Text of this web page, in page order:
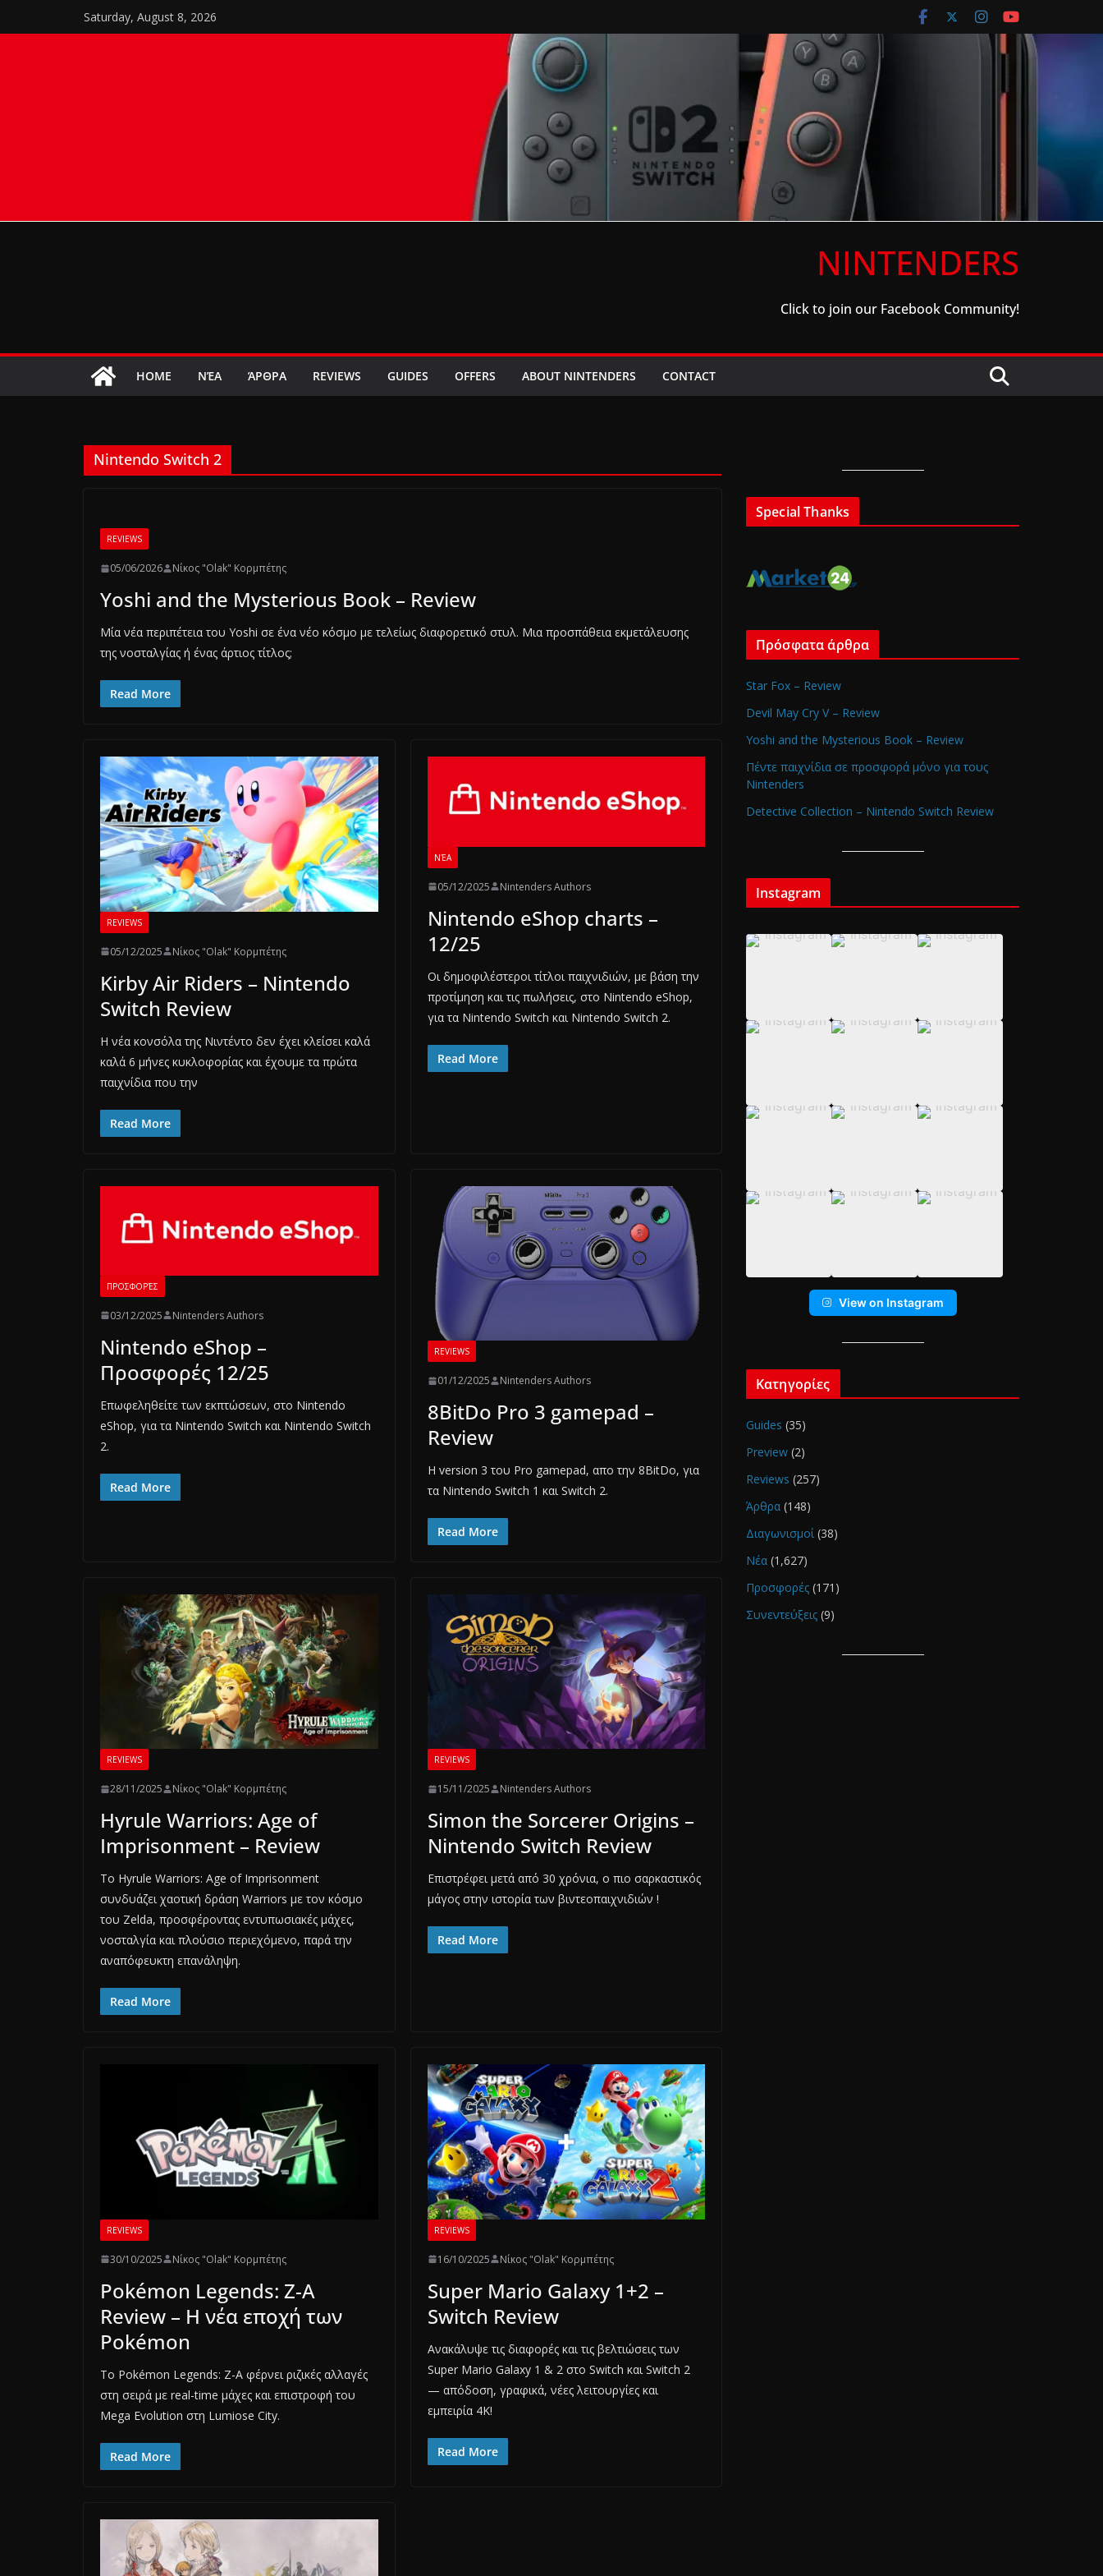
to
Saturday, August 8, 2026
NINTENDERS
Click to join our Facebook Community!
HOME ΝΈΑ ΆΡΘΡΑ REVIEWS GUIDES OFFERS ABOUT NINTENDERS CONTACT
Nintendo Switch 2
REVIEWS
05/06/2026 Νίκος "Olak" Κορμπέτης
Yoshi and the Mysterious Book – Review
Μία νέα περιπέτεια του Yoshi σε ένα νέο κόσμο με τελείως διαφορετικό στυλ. Μια προσπάθεια εκμετάλευσης
της νοσταλγίας ή ένας άρτιος τίτλος;
Read More
REVIEWS
05/12/2025 Νίκος "Olak" Κορμπέτης
Kirby Air Riders – Nintendo
Switch Review
Η νέα κονσόλα της Νιντέντο δεν έχει κλείσει καλά
καλά 6 μήνες κυκλοφορίας και έχουμε τα πρώτα
παιχνίδια που την
Read More
ΝΈΑ
05/12/2025 Nintenders Authors
Nintendo eShop charts –
12/25
Οι δημοφιλέστεροι τίτλοι παιχνιδιών, με βάση την
προτίμηση και τις πωλήσεις, στο Nintendo eShop,
για τα Nintendo Switch και Nintendo Switch 2.
Read More
ΠΡΟΣΦΟΡΈΣ
03/12/2025 Nintenders Authors
Nintendo eShop –
Προσφορές 12/25
Επωφεληθείτε των εκπτώσεων, στο Nintendo
eShop, για τα Nintendo Switch και Nintendo Switch
2.
Read More
REVIEWS
01/12/2025 Nintenders Authors
8BitDo Pro 3 gamepad –
Review
H version 3 του Pro gamepad, απο την 8BitDo, για
τα Nintendo Switch 1 και Switch 2.
Read More
REVIEWS
28/11/2025 Νίκος "Olak" Κορμπέτης
Hyrule Warriors: Age of
Imprisonment – Review
Το Hyrule Warriors: Age of Imprisonment
συνδυάζει χαοτική δράση Warriors με τον κόσμο
του Zelda, προσφέροντας εντυπωσιακές μάχες,
νοσταλγία και πλούσιο περιεχόμενο, παρά την
αναπόφευκτη επανάληψη.
Read More
REVIEWS
15/11/2025 Nintenders Authors
Simon the Sorcerer Origins –
Nintendo Switch Review
Επιστρέφει μετά από 30 χρόνια, ο πιο σαρκαστικός
μάγος στην ιστορία των βιντεοπαιχνιδιών !
Read More
REVIEWS
30/10/2025 Νίκος "Olak" Κορμπέτης
Pokémon Legends: Z-A
Review – Η νέα εποχή των
Pokémon
Το Pokémon Legends: Z-A φέρνει ριζικές αλλαγές
στη σειρά με real-time μάχες και επιστροφή του
Mega Evolution στη Lumiose City.
Read More
REVIEWS
16/10/2025 Νίκος "Olak" Κορμπέτης
Super Mario Galaxy 1+2 –
Switch Review
Ανακάλυψε τις διαφορές και τις βελτιώσεις των
Super Mario Galaxy 1 & 2 στο Switch και Switch 2
— απόδοση, γραφικά, νέες λειτουργίες και
εμπειρία 4K!
Read More
Special Thanks
Πρόσφατα άρθρα
Star Fox – Review
Devil May Cry V – Review
Yoshi and the Mysterious Book – Review
Πέντε παιχνίδια σε προσφορά μόνο για τους
Nintenders
Detective Collection – Nintendo Switch Review
Instagram
View on Instagram
Κατηγορίες
Guides (35)
Preview (2)
Reviews (257)
Άρθρα (148)
Διαγωνισμοί (38)
Νέα (1,627)
Προσφορές (171)
Συνεντεύξεις (9)